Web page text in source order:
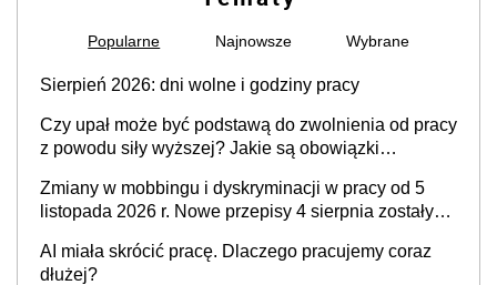
Popularne Najnowsze Wybrane
Sierpień 2026: dni wolne i godziny pracy
Czy upał może być podstawą do zwolnienia od pracy
z powodu siły wyższej? Jakie są obowiązki
Zmiany w mobbingu i dyskryminacji w pracy od 5
listopada 2026 r. Nowe przepisy 4 sierpnia zostały
AI miała skrócić pracę. Dlaczego pracujemy coraz
dłużej?